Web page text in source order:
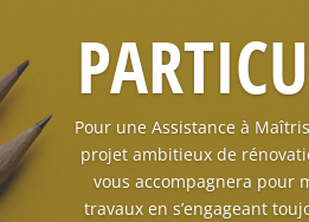
Pour une Assistance à
projet ambitieux de
vous accompagnera pour
travaux en s’engageant